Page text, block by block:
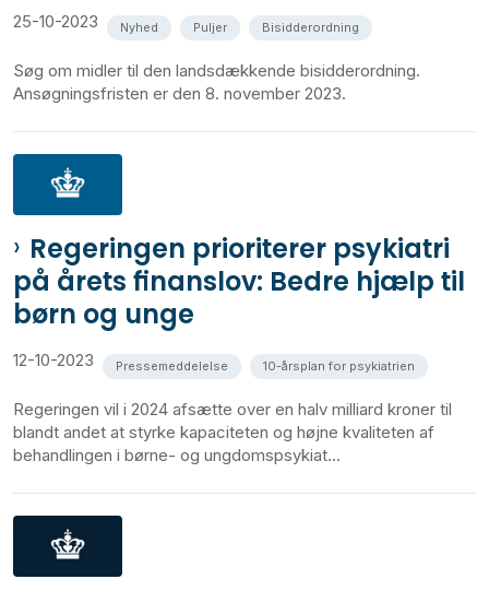
25-10-2023 Nyhed Puljer Bisidderordning
Søg om midler til den landsdækkende bisidderordning.
Ansøgningsfristen er den 8. november 2023.
Regeringen prioriterer psykiatri
på årets finanslov: Bedre hjælp til
børn og unge
12-10-2023 Pressemeddelelse 10-årsplan for psykiatrien
Regeringen vil i 2024 afsætte over en halv milliard kroner til
blandt andet at styrke kapaciteten og højne kvaliteten af
behandlingen i børne- og ungdomspsykiat...